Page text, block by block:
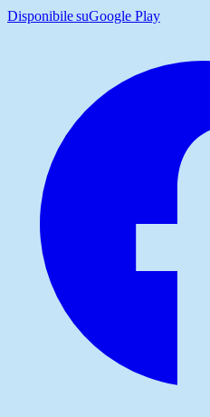
Disponibile suGoogle Play